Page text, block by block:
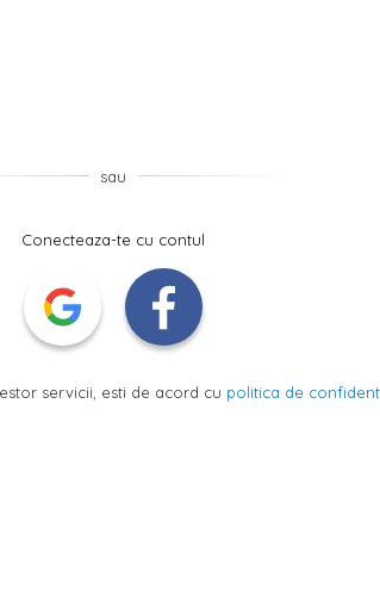
sau
Conecteaza-te cu contul
servicii, esti de acord cu politica de